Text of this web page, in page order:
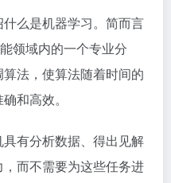
什么是机器学习。简而言
领域内的一个专业分
法，使算法随着时间的
和高效。
有分析数据、得出见解
而不需要为这些任务进